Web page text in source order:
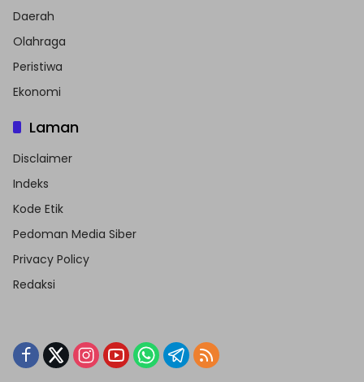
Daerah
Olahraga
Peristiwa
Ekonomi
Laman
Disclaimer
Indeks
Kode Etik
Pedoman Media Siber
Privacy Policy
Redaksi